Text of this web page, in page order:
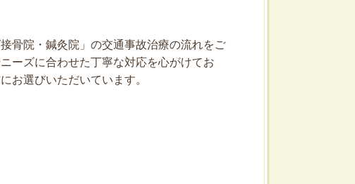
骨院・鍼灸院」の交通事故治療の流れをご
ーズに合わせた丁寧な対応を心がけてお
お選びいただいています。